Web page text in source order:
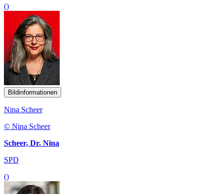
()
Bildinformationen
Nina Scheer
© Nina Scheer
Scheer, Dr. Nina
SPD
()